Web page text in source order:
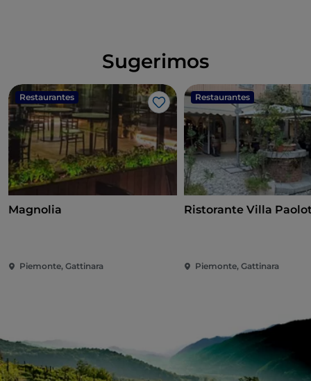
Sugerimos
Restaurantes
Me gusta
Magnolia
Piemonte, Gattinara
Restaurantes
Ristorante Villa
Piemonte, Gattinara